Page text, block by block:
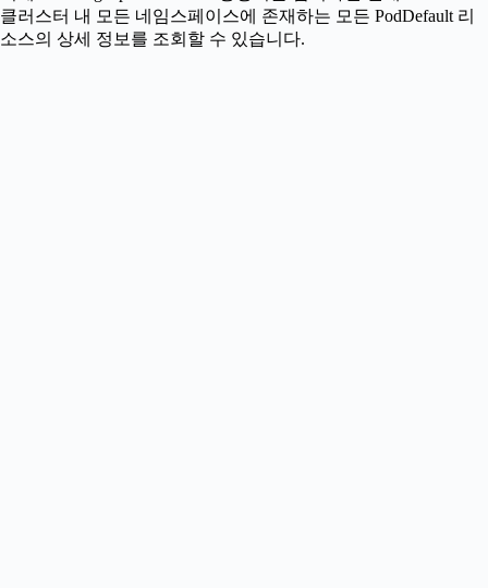
클러스터 내 모든 네임스페이스에 존재하는 모든 PodDefault 리
소스의 상세 정보를 조회할 수 있습니다.